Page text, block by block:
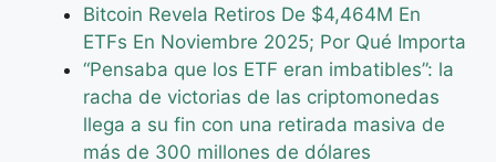
Bitcoin Revela Retiros De $4,464M En
ETFs En Noviembre 2025; Por Qué Importa
“Pensaba que los ETF eran imbatibles”: la
racha de victorias de las criptomonedas
llega a su fin con una retirada masiva de
más de 300 millones de dólares